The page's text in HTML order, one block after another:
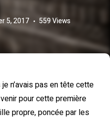
5, 2017 559Views
n’avais pas en tête cette
pour cette première
propre, poncée par les